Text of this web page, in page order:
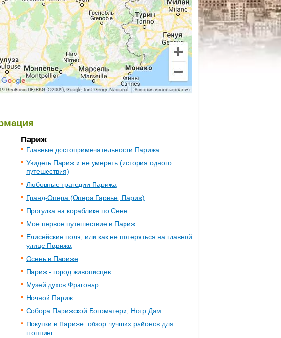
Париж
Главные достопримечательности Парижа
Увидеть Париж и не умереть (история одного
путешествия)
Любовные трагедии Парижа
Гранд-Опера (Опера Гарнье, Париж)
Прогулка на кораблике по Сене
Мое первое путешествие в Париж
Елисейские поля, или как не потеряться на главной
улице Парижа
Осень в Париже
Париж - город живописцев
Музей духов Фрагонар
Ночной Париж
Собора Парижской Богоматери, Нотр Дам
Покупки в Париже: обзор лучших районов для
шоппинг